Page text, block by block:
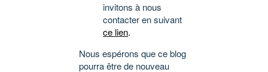
invitons à nous
contacter en suivant
ce lien.
Nous espérons que ce blog
pourra être de nouveau